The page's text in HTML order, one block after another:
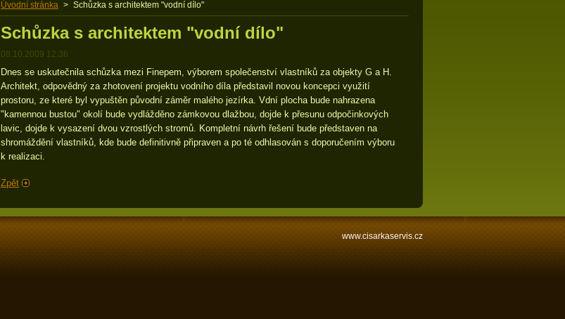
Úvodní stránka > Schůzka s architektem "vodní dílo"
Schůzka s architektem "vodní dílo"
08.10.2009 12:36
Dnes se uskutečnila schůzka mezi Finepem, výborem společenství vlastníků za objekty G a H.
Architekt, odpovědný za zhotovení projektu vodního díla představil novou koncepci využití
prostoru, ze které byl vypuštěn původní záměr malého jezírka. Vdní plocha bude nahrazena
"kamennou bustou" okolí bude vydlážděno zámkovou dlažbou, dojde k přesunu odpočinkových
lavic, dojde k vysazení dvou vzrostlých stromů. Kompletní návrh řešení bude představen na
shromáždění vlastníků, kde bude definitivně připraven a po té odhlasován s doporučením výboru
k realizaci.
Zpět
www.cisarkaservis.cz